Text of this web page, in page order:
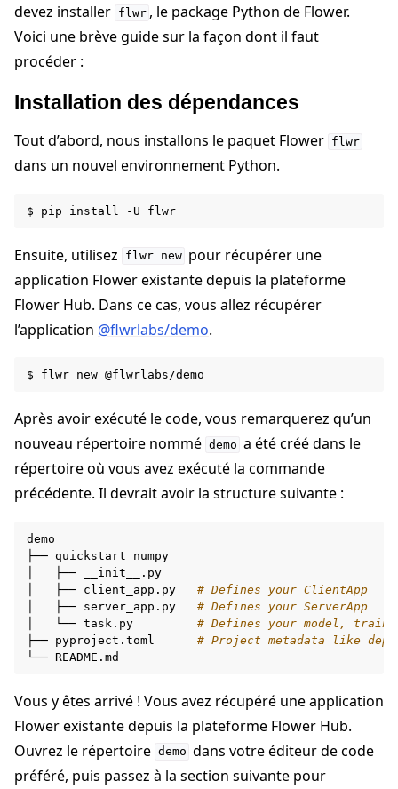
navigation of Reference
devez installer flwr , le package Python de Flower.
Voici une brève guide sur la façon dont il faut
procéder :
Installation des dépendances
Tout d’abord, nous installons le paquet Flower flwr
dans un nouvel environnement Python.
$ pip install -U
Ensuite, utilisez flwr new pour récupérer une
application Flower existante depuis la plateforme
Flower Hub. Dans ce cas, vous allez récupérer
l’application @flwrlabs/demo.
$ flwr new
Après avoir exécuté le code, vous remarquerez qu’un
nouveau répertoire nommé demo a été créé dans le
répertoire où vous avez exécuté la commande
précédente. Il devrait avoir la structure suivante :
demo
├── quickstart_numpy
├──
__init__.py
├── client_app.py
# Defines your ClientApp
├── server_app.py
# Defines your ServerApp
└── task.py
# Defines your model,
├── pyproject.toml
# Project metadata like
└──
Vous y êtes arrivé ! Vous avez récupéré une application
Flower existante depuis la plateforme Flower Hub.
Ouvrez le répertoire demo dans votre éditeur de code
préféré, puis passez à la section suivante pour